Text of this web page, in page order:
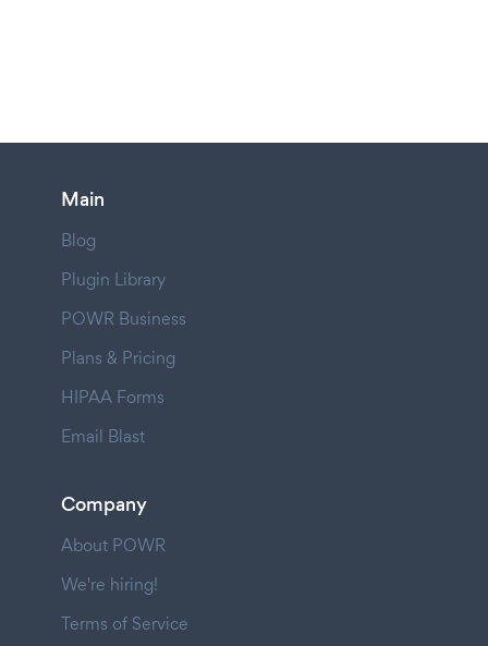
Main
Blog
Plugin Library
POWR Business
Plans & Pricing
HIPAA Forms
Email Blast
Company
About POWR
We're hiring!
Terms of Service